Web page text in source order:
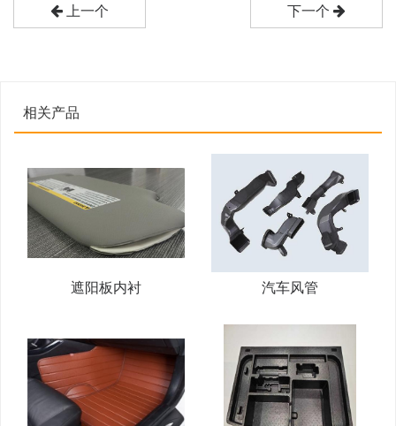
上一个 下一个
相关产品
遮阳板内衬 汽车风管